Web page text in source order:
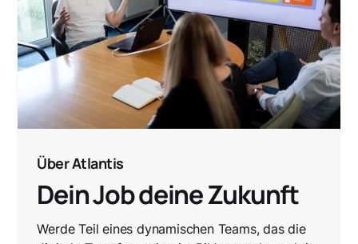
Über Atlantis
Dein Job deine Zukunft
Werde Teil eines dynamischen Teams, das die